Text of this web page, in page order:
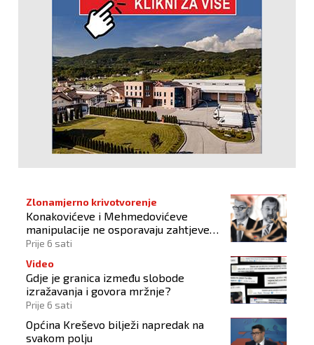
Zlonamjerno krivotvorenje
Konakovićeve i Mehmedovićeve
manipulacije ne osporavaju zahtjeve
Hrvata
Prije 6 sati
Video
Gdje je granica između slobode
izražavanja i govora mržnje?
Prije 6 sati
Općina Kreševo bilježi napredak na
svakom polju